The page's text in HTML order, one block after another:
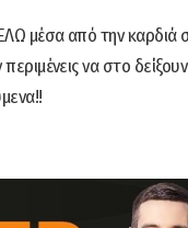
μέσα από την καρδιά
περιμένεις να στο